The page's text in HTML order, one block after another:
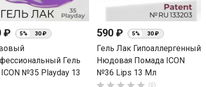
₽ 5% 30 ₽
Гель
№35 Playday 13
590 ₽ 5% 30 ₽
Гель Лак Гипоаллергенный
Нюдовая Помада ICON
№36 Lips 13 Мл
     (0)